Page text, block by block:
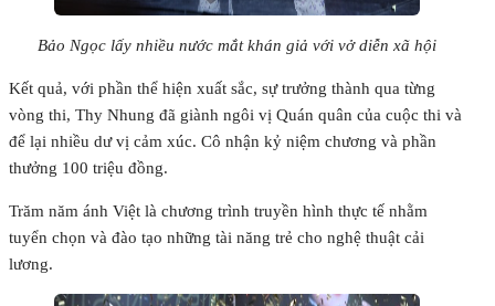
Bảo Ngọc lấy nhiều nước mắt khán giả với vở diễn xã hội
Kết quả, với phần thể hiện xuất sắc, sự trưởng thành qua từng
vòng thi, Thy Nhung đã giành ngôi vị Quán quân của cuộc thi và
để lại nhiều dư vị cảm xúc. Cô nhận kỷ niệm chương và phần
thưởng 100 triệu đồng.
Trăm năm ánh Việt là chương trình truyền hình thực tế nhằm
tuyển chọn và đào tạo những tài năng trẻ cho nghệ thuật cải
lương.